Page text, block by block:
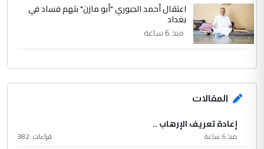
اعتقال أحمد الجبوري "أبو مازن" بتهم فساد في
بغداد
منذ 6 ساعة
المقالات
إعادة تعريف الإرهاب ..
منذ 6 ساعة قراءات :382